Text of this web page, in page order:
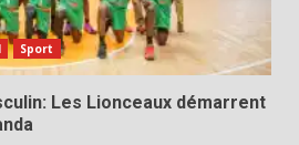
Sport
Les Lionceaux démarrent